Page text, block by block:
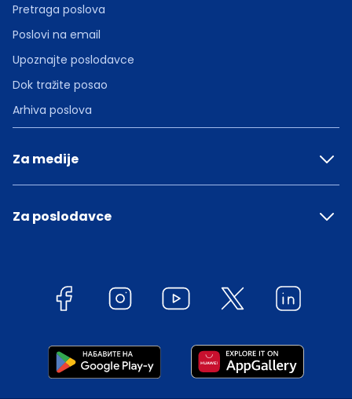
Pretraga poslova
Poslovi na email
Upoznajte poslodavce
Dok tražite posao
Arhiva poslova
Za medije
Za poslodavce